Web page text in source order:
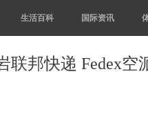
生活百科 国际资讯
联邦快递 Fedex